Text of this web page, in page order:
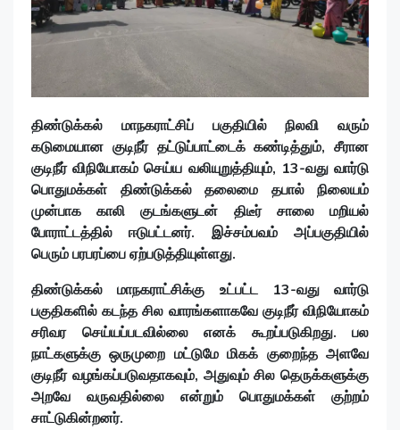
திண்டுக்கல் மாநகராட்சிப் பகுதியில் நிலவி வரும்
கடுமையான குடிநீர் தட்டுப்பாட்டைக் கண்டித்தும், சீரான
குடிநீர் விநியோகம் செய்ய வலியுறுத்தியும், 13-வது வார்டு
பொதுமக்கள் திண்டுக்கல் தலைமை தபால் நிலையம்
முன்பாக காலி குடங்களுடன் திடீர் சாலை மறியல்
போராட்டத்தில் ஈடுபட்டனர். இச்சம்பவம் அப்பகுதியில்
பெரும் பரபரப்பை ஏற்படுத்தியுள்ளது.
திண்டுக்கல் மாநகராட்சிக்கு உட்பட்ட 13-வது வார்டு
பகுதிகளில் கடந்த சில வாரங்களாகவே குடிநீர் விநியோகம்
சரிவர செய்யப்படவில்லை எனக் கூறப்படுகிறது. பல
நாட்களுக்கு ஒருமுறை மட்டுமே மிகக் குறைந்த அளவே
குடிநீர் வழங்கப்படுவதாகவும், அதுவும் சில தெருக்களுக்கு
அறவே வருவதில்லை என்றும் பொதுமக்கள் குற்றம்
சாட்டுகின்றனர்.